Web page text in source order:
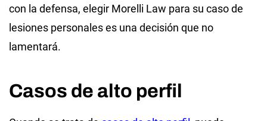
con la defensa, elegir Morelli Law para su caso de
lesiones personales es una decisión que no
lamentará.
Casos de alto perfil